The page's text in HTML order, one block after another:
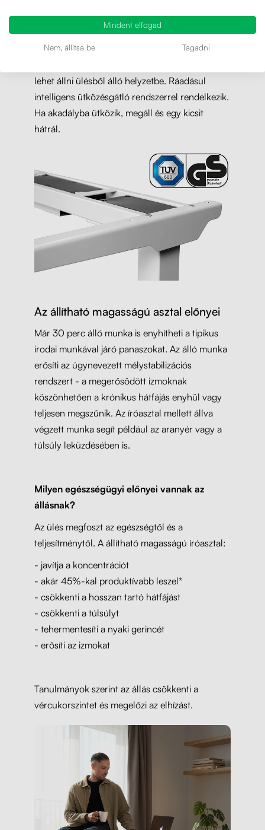
csapni, mint az asztal mozog.
lehet állni ülésből álló helyzetbe. Ráadásul
intelligens ütközésgátló rendszerrel rendelkezik.
Ha akadályba ütközik, megáll és egy kicsit
hátrál.
Az állítható magasságú asztal előnyei
Már 30 perc álló munka is enyhítheti a tipikus
irodai munkával járó panaszokat. Az álló munka
erősíti az úgynevezett mélystabilizációs
rendszert - a megerősödött izmoknak
köszönhetően a krónikus hátfájás enyhül vagy
teljesen megszűnik. Az íróasztal mellett állva
végzett munka segít például az aranyér vagy a
túlsúly leküzdésében is.
Milyen egészségügyi előnyei vannak az
állásnak?
Az ülés megfoszt az egészségtől és a
teljesítménytől. A állítható magasságú íróasztal:
- javítja a koncentrációt
- akár 45%-kal produktívabb leszel*
- csökkenti a hosszan tartó hátfájást
- csökkenti a túlsúlyt
- tehermentesíti a nyaki gerincét
- erősíti az izmokat
Tanulmányok szerint az állás csökkenti a
vércukorszintet és megelőzi az elhízást.
Mindent elfogad
Nem, állítsa be Tagadni